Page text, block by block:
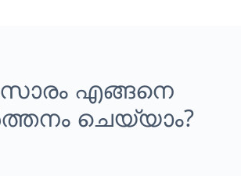
എങ്ങനെ
ചെയ്യാം?